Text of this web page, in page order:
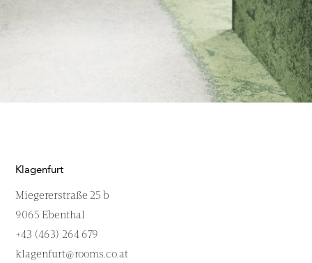
Klagenfurt
Miegererstraße 25 b
9065 Ebenthal
+43 (463) 264 679
klagenfurt@rooms.co.at